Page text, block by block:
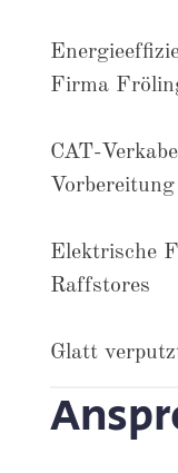
Firma
CAT-
Vorbereitung
Elektrische
Raffstores
Glatt